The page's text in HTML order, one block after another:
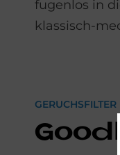
fugenlos in
klassisch-
GERUCHSFILTER